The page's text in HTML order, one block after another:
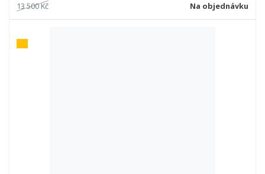
13 500 Kč Na objednávku